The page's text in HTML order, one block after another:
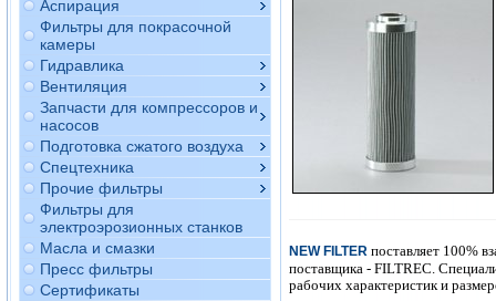
Аспирация
Фильтры для покрасочной
камеры
Гидравлика
Вентиляция
Запчасти для компрессоров и
насосов
Подготовка сжатого воздуха
Спецтехника
Прочие фильтры
Фильтры для
электроэрозионных станков
Масла и смазки
Пресс фильтры
Сертификаты
NEW FILTER поставляет 100%
поставщика - FILTREC.
рабочих характеристик и